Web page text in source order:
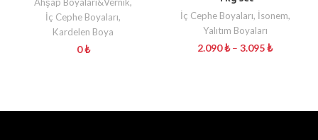
İç Cephe Boyaları,
Kardelen Boya
0₺
İç Cephe Boyaları, İsonem,
Yalıtım Boyaları
2.090₺– 3.095₺